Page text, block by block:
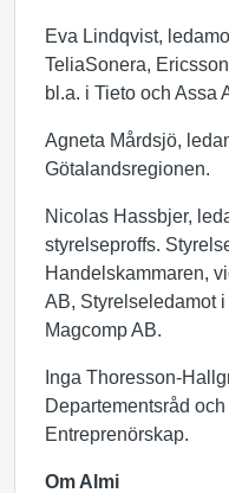
Eva Lindqvist,
TeliaSonera,
bl.a. i Tieto och Assa
Agneta Mårdsjö,
Götalandsregionen.
Nicolas Hassbjer,
styrelseproffs.
Handelskammaren,
AB, Styrelseledamot
Magcomp AB.
Inga Thoresson-
Departementsråd
Entreprenörskap.
Om Almi